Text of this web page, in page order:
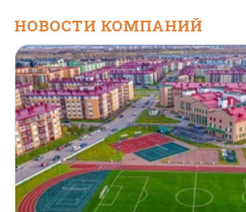
НОВОСТИ КОМПАНИЙ